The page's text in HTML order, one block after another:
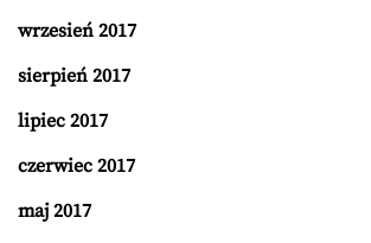
wrzesień 2017
sierpień 2017
lipiec 2017
czerwiec 2017
maj 2017